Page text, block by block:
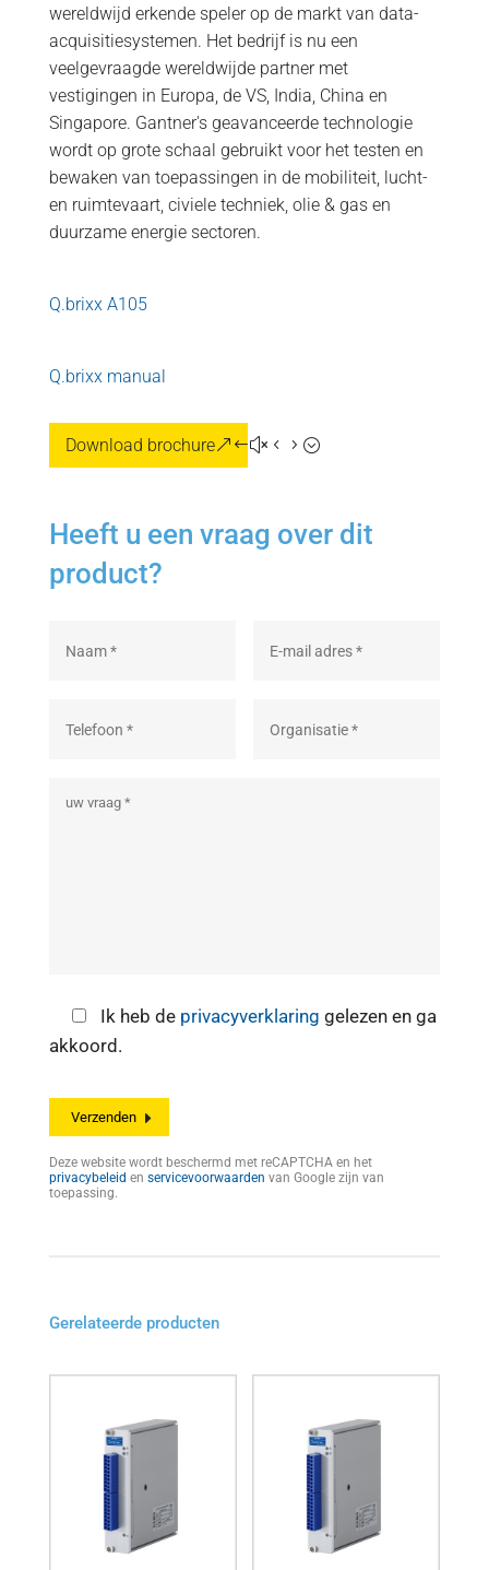
wereldwijd erkende speler op de markt van data-
acquisitiesystemen. Het bedrijf is nu een
veelgevraagde wereldwijde partner met
vestigingen in Europa, de VS, India, China en
Singapore. Gantner's geavanceerde technologie
wordt op grote schaal gebruikt voor het testen en
bewaken van toepassingen in de mobiliteit, lucht-
en ruimtevaart, civiele techniek, olie & gas en
duurzame energie sectoren.
Q.brixx A105
Q.brixx manual
Download brochure
Heeft u een vraag over dit
product?
Ik heb de privacyverklaring gelezen en ga
akkoord.
Deze website wordt beschermd met reCAPTCHA en het
privacybeleid en servicevoorwaarden van Google zijn van
toepassing.
Gerelateerde producten